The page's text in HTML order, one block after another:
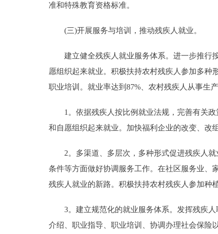
准和特殊教育资格标准。
(三)开展服务与培训，推动残疾人就业。
建立健全残疾人就业服务体系。进一步推行按
愿组织起来就业。积极扶持农村残疾人参加多种
职业培训。就业率达到87%、农村残疾人从事生
1。依据残疾人按比例就业法规，完善有关政
和自愿组织起来就业。加快福利企业的改变、改
2。多渠道、多层次，多种形式促进残疾人就
条件等方面做好协调服务工作。在社区服务业、
残疾人就业的新路。积极扶持农村残疾人参加种
3。建立规范化的就业服务体系。发挥残疾人
介绍、职业指导、职业培训、协调办理社会保险